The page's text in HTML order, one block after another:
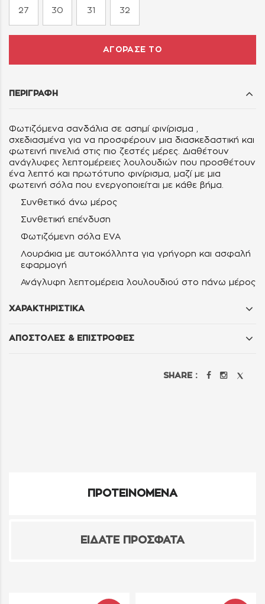
27 30 31 32
ΑΓΟΡΑΣΕ ΤΟ
ΠΕΡΙΓΡΑΦΗ
Φωτιζόμενα σανδάλια σε ασημί φινίρισμα ,
σχεδιασμένα για να προσφέρουν μια διασκεδαστική και
φωτεινή πινελιά στις πιο ζεστές μέρες. Διαθέτουν
ανάγλυφες λεπτομέρειες λουλουδιών που προσθέτουν
ένα λεπτό και πρωτότυπο φινίρισμα, μαζί με μια
φωτεινή σόλα που ενεργοποιείται με κάθε βήμα.
Συνθετικό άνω μέρος
Συνθετική επένδυση
Φωτιζόμενη σόλα EVA
Λουράκια με αυτοκόλλητα για γρήγορη και ασφαλή
εφαρμογή
Ανάγλυφη λεπτομέρεια λουλουδιού στο πάνω μέρος
ΧΑΡΑΚΤΗΡΙΣΤΙΚΑ
ΑΠΟΣΤΟΛΕΣ & ΕΠΙΣΤΡΟΦΕΣ
SHARE :
ΠΡΟΤΕΙΝΟΜΕΝΑ
ΕΙΔΑΤΕ ΠΡΟΣΦΑΤΑ